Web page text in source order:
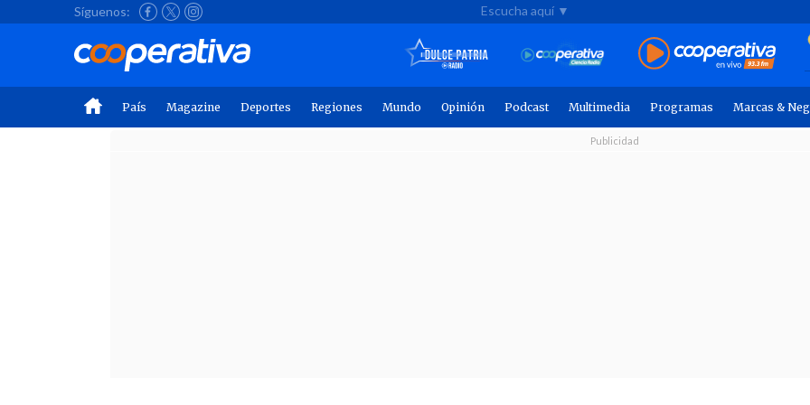
Síguenos: Escucha aquí ▼
País Magazine Deportes Regiones Mundo Opinión Podcast Multimedia Programas Marcas &